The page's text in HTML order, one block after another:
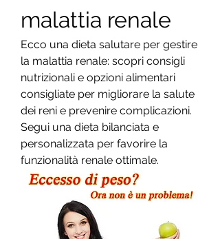
malattia renale
Ecco una dieta salutare per gestire
la malattia renale: scopri consigli
nutrizionali e opzioni alimentari
consigliate per migliorare la salute
dei reni e prevenire complicazioni.
Segui una dieta bilanciata e
personalizzata per favorire la
funzionalità renale ottimale.